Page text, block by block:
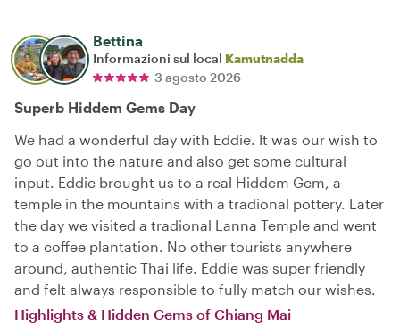
Bettina
Informazioni sul local Kamutnadda
3 agosto 2026
Superb Hiddem Gems Day
We had a wonderful day with Eddie. It was our wish to
go out into the nature and also get some cultural
input. Eddie brought us to a real Hiddem Gem, a
temple in the mountains with a tradional pottery. Later
the day we visited a tradional Lanna Temple and went
to a coffee plantation. No other tourists anywhere
around, authentic Thai life. Eddie was super friendly
and felt always responsible to fully match our wishes.
Highlights & Hidden Gems of Chiang Mai